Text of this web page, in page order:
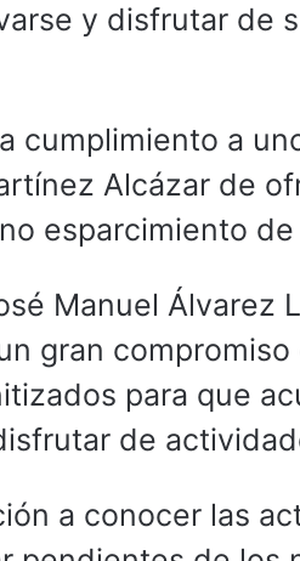
y disfrutar de
cumplimiento a
Alcázar de
esparcimiento
Manuel Álvarez
gran
para que
de
a conocer las